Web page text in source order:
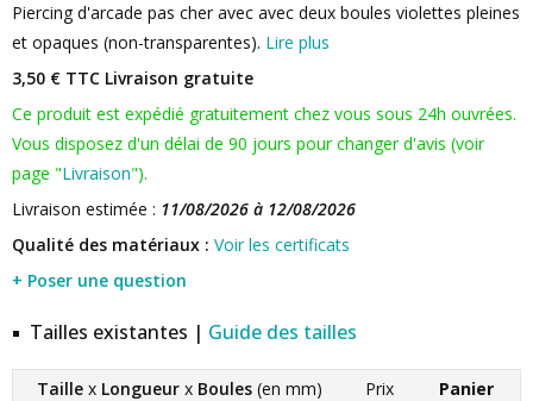
Piercing d'arcade pas cher avec avec deux boules violettes pleines
et opaques (non-transparentes). Lire plus
3,50 € TTC Livraison gratuite
Ce produit est expédié gratuitement chez vous sous 24h ouvrées.
Vous disposez d'un délai de 90 jours pour changer d'avis (voir
page "Livraison").
Livraison estimée : 11/08/2026 à 12/08/2026
Qualité des matériaux : Voir les certificats
+ Poser une question
Tailles existantes | Guide des tailles
Taille x Longueur x Boules (en mm) Prix Panier